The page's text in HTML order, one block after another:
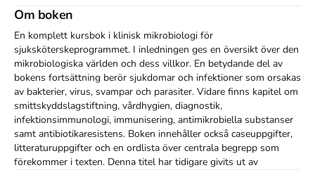
Om boken
En komplett kursbok i klinisk mikrobiologi för
sjuksköterskeprogrammet. I inledningen ges en översikt över den
mikrobiologiska världen och dess villkor. En betydande del av
bokens fortsättning berör sjukdomar och infektioner som orsakas
av bakterier, virus, svampar och parasiter. Vidare finns kapitel om
smittskyddslagstiftning, vårdhygien, diagnostik,
infektionsimmunologi, immunisering, antimikrobiella substanser
samt antibiotikaresistens. Boken innehåller också caseuppgifter,
litteraturuppgifter och en ordlista över centrala begrepp som
förekommer i texten. Denna titel har tidigare givits ut av